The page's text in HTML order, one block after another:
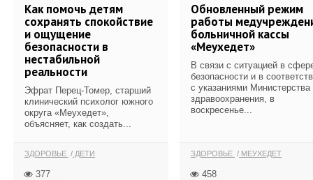
Как помочь детям
сохранять спокойствие
и ощущение
безопасности в
нестабильной
реальности
Эфрат Перец-Томер, старший
клинический психолог южного
округа «Меухедет»,
объясняет, как создать...
ЗДОРОВЬЕ ДЕТИ
377
Обновленный режим
работы
больничной кассы
«Меухедет»
В связи с ситуацией в
безопасности и в
с указаниями Министерства
здравоохранения, в
воскресенье...
ЗДОРОВЬЕ МЕУХЕДЕТ
458